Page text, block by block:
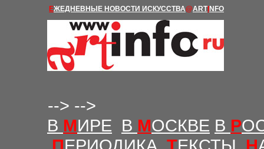
ЕЖЕДНЕВНЫЕ Н ОВОСТИ ИСКУССТВА@ARTI NFO
--> -->
В МИРЕ В МОСКВЕ В Р